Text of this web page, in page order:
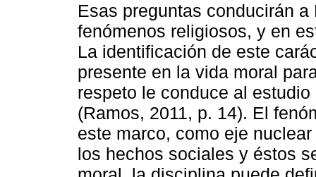
Esas preguntas conducirán
fenómenos religiosos, y en
La identificación de este
presente en la vida moral
respeto le conduce al
(Ramos, 2011, p. 14). El
este marco, como eje
los hechos sociales y éstos